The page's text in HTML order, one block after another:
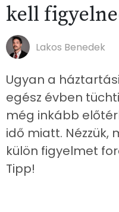
kell
Lakos Benedek
Ugyan a
egész évben
még inkább
idő miatt. Nézzük,
külön figyelmet
Tipp!